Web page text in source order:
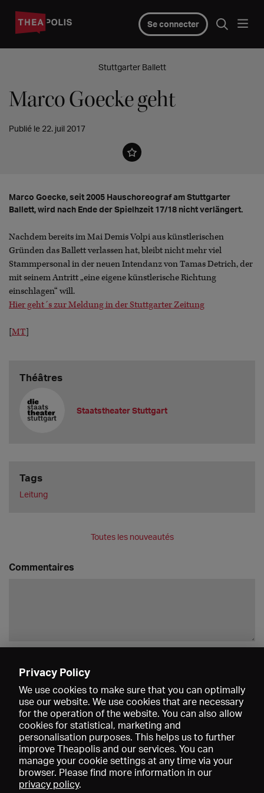
Se connecter
Stuttgarter Ballett
Marco Goecke geht
Publié le 22. juil 2017
Marco Goecke, seit 2005 Hauschoreograf am Stuttgarter
Ballett, wird nach Ende der Spielhzeit 17/18 nicht verlängert.
Nachdem bereits im Mai Demis Volpi aus künstlerischen
Gründen das Ballett verlassen hat, bleibt nicht mehr viel
Stammpersonal in der neuen Intendanz von Tamas Detrich, der
mit seinem Antritt „eine eigene künstlerische Richtung
einschlagen“ will.
Hier geht´s zur Meldung in der Stuttgarter Zeitung
[MT]
Théâtres
Staatstheater Stuttgart
Tags
Leitung
Toutes les nouveautés
Commentaires
Privacy Policy
We use cookies to make sure that you can optimally
use our website. We use cookies that are necessary
for the operation of the website. You can also allow
cookies for statistical, marketing and
personalisation purposes. This helps us to further
improve Theapolis and our services. You can
manage your cookie settings at any time via your
browser. Please find more information in our
privacy policy.